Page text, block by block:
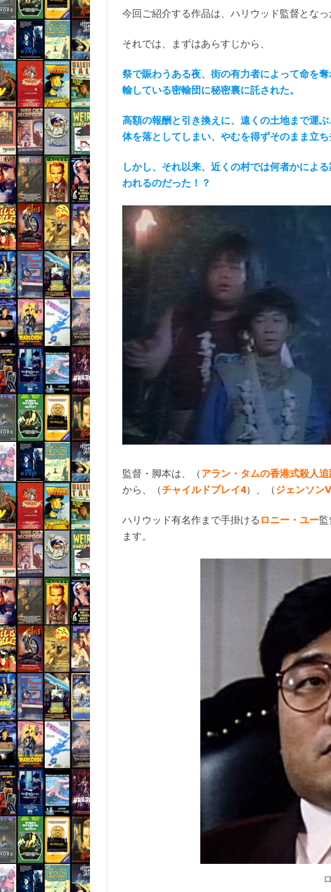
今回ご紹介する作品は、ハリウッド監督となっ
それでは、まずはあらすじから、
祭で賑わうある夜、街の有力者によって命を
輸している密輸団に秘密裏に託された。
高額の報酬と引き換えに、遠くの土地まで運
体を落としてしまい、やむを得ずそのまま立ち
しかし、それ以来、近くの村では何者かによ
われるのだった！？
監督・脚本は、（アラン・タムの香港式殺人
から、（チャイルドプレイ4）、（ジェンソン
ハリウッド有名作まで手掛ける ロニー・ユー監
ます。